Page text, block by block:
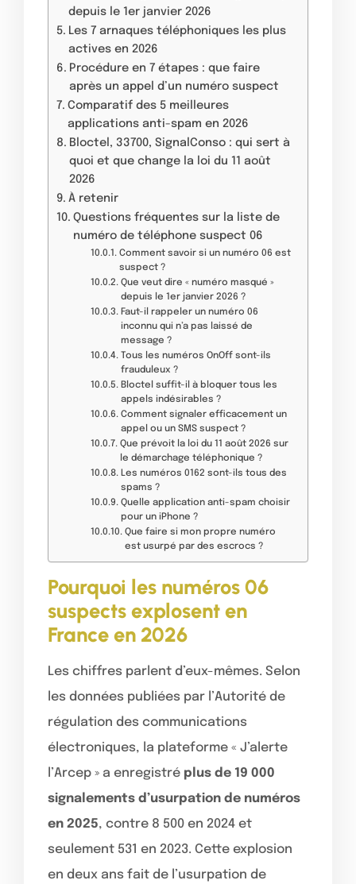
depuis le 1er janvier 2026
Les 7 arnaques téléphoniques les plus
actives en 2026
Procédure en 7 étapes : que faire
après un appel d’un numéro suspect
Comparatif des 5 meilleures
applications anti-spam en 2026
Bloctel, 33700, SignalConso : qui sert à
quoi et que change la loi du 11 août
2026
À retenir
Questions fréquentes sur la liste de
numéro de téléphone suspect 06
Comment savoir si un numéro 06 est
suspect ?
Que veut dire « numéro masqué »
depuis le 1er janvier 2026 ?
Faut-il rappeler un numéro 06
inconnu qui n’a pas laissé de
message ?
Tous les numéros OnOff sont-ils
frauduleux ?
Bloctel suffit-il à bloquer tous les
appels indésirables ?
Comment signaler efficacement un
appel ou un SMS suspect ?
Que prévoit la loi du 11 août 2026 sur
le démarchage téléphonique ?
Les numéros 0162 sont-ils tous des
spams ?
Quelle application anti-spam choisir
pour un iPhone ?
Que faire si mon propre numéro
est usurpé par des escrocs ?
Pourquoi les numéros 06
suspects explosent en
France en 2026
Les chiffres parlent d’eux-mêmes. Selon
les données publiées par l’Autorité de
régulation des communications
électroniques, la plateforme « J’alerte
l’Arcep » a enregistré plus de 19 000
signalements d’usurpation de numéros
en 2025, contre 8 500 en 2024 et
seulement 531 en 2023. Cette explosion
en deux ans fait de l’usurpation de